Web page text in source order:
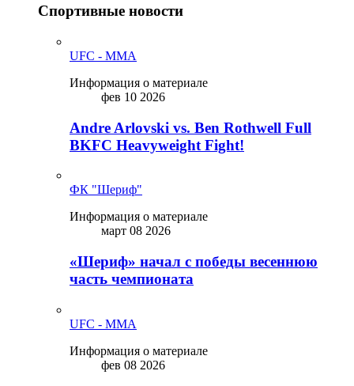
Спортивные новости
UFC - MMA
Информация о материале
фев 10 2026
Andre Arlovski vs. Ben Rothwell Full
BKFC Heavyweight Fight!
ФК "Шериф"
Информация о материале
март 08 2026
«Шериф» начал с победы весеннюю
часть чемпионата
UFC - MMA
Информация о материале
фев 08 2026